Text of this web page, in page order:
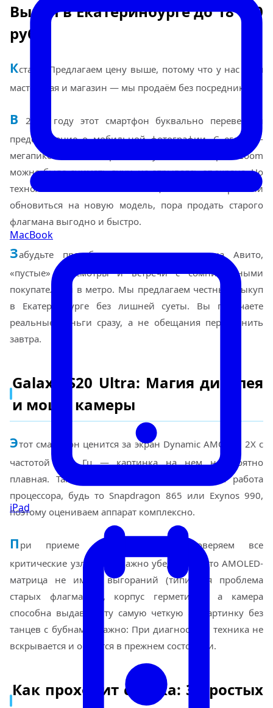
MacBook
iPad
Выкуп в Екатеринбурге до 18 000
руб
Кстати: Предлагаем цену выше, потому что у нас своя
мастерская и магазин — мы продаём без посредников.
В
2020 году этот смартфон буквально перевернул
представление о мобильной фотографии. С его 108-
мегапиксельной камерой и безумным 100x Space Zoom
можно было снимать луну, не отрываясь от экрана. Но
технологии не стоят на месте, и если вы решили
обновиться на новую модель, пора продать старого
флагмана выгодно и быстро.
Забудьте про бесконечные переписки на Авито,
«пустые» просмотры и встречи с сомнительными
покупателями в метро. Мы предлагаем честный выкуп
в Екатеринбурге без лишней суеты. Вы получаете
реальные деньги сразу, а не обещания перезвонить
завтра.
Galaxy S20 Ultra: Магия дисплея
и мощь камеры
Этот смартфон ценится за экран Dynamic AMOLED 2X с
частотой 120 Гц — картинка на нем невероятно
плавная. Также мы знаем, насколько важна работа
процессора, будь то Snapdragon 865 или Exynos 990,
поэтому оцениваем аппарат комплексно.
П ри приеме мы тщательно проверяем все
критические узлы. Нам важно убедиться, что AMOLED-
матрица не имеет выгораний (типичная проблема
старых флагманов), корпус герметичен, а камера
способна выдавать ту самую четкую 8K-картинку без
танцев с бубнами. Важно: При диагностике техника не
вскрывается и остаётся в прежнем состоянии.
Как проходит сделка: 3 простых